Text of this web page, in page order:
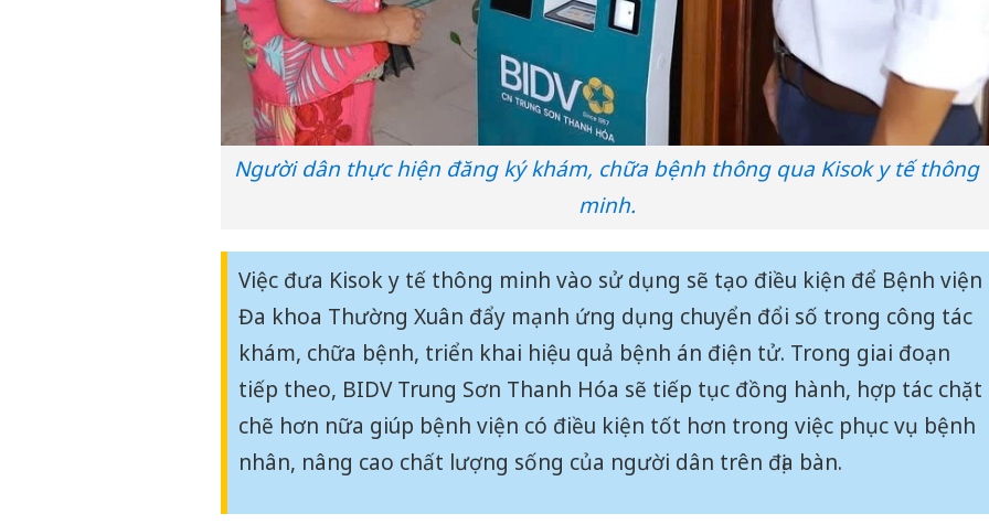
Người dân thực hiện đăng ký khám, chữa bệnh thông qua Kisok y tế thông
minh.
Việc đưa Kisok y tế thông minh vào sử dụng sẽ tạo điều kiện để Bệnh viện
Đa khoa Thường Xuân đẩy mạnh ứng dụng chuyển đổi số trong công tác
khám, chữa bệnh, triển khai hiệu quả bệnh án điện tử. Trong giai đoạn
tiếp theo, BIDV Trung Sơn Thanh Hóa sẽ tiếp tục đồng hành, hợp tác chặt
chẽ hơn nữa giúp bệnh viện có điều kiện tốt hơn trong việc phục vụ bệnh
nhân, nâng cao chất lượng sống của người dân trên địa bàn.
sản
kinh
Công
tìm bị
án sản
bán yến
hại
bán bình